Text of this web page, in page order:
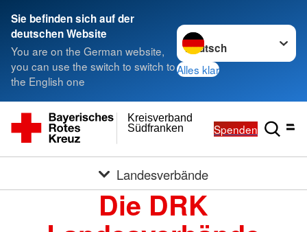
Sie befinden sich auf der
deutschen Website
You are on the German website,
you can use the switch to switch to
the English one
Sprache wechseln zu
Alles klar
Südfranken
Kreisverband
Spenden
Landesverbände
Die DRK